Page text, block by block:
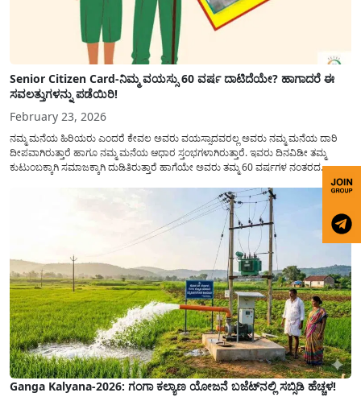
Senior Citizen Card-ನಿಮ್ಮ ವಯಸ್ಸು 60 ವರ್ಷ ದಾಟಿದೆಯೇ? ಹಾಗಾದರೆ ಈ
ಸವಲತ್ತುಗಳನ್ನು ಪಡೆಯಿರಿ!
February 23, 2026
ನಮ್ಮ ಮನೆಯ ಹಿರಿಯರು ಎಂದರೆ ಕೇವಲ ಅವರು ವಯಸ್ಸಾದವರಲ್ಲ ಅವರು ನಮ್ಮ ಮನೆಯ ದಾರಿ
ದೀಪವಾಗಿರುತ್ತಾರೆ ಹಾಗೂ ನಮ್ಮ ಮನೆಯ ಆಧಾರ ಸ್ತಂಭಗಳಾಗಿರುತ್ತಾರೆ. ಇವರು ದಿನವಿಡೀ ತಮ್ಮ
ಕುಟುಂಬಕ್ಕಾಗಿ ಸಮಾಜಕ್ಕಾಗಿ ದುಡಿತಿರುತ್ತಾರೆ ಹಾಗೆಯೇ ಅವರು ತಮ್ಮ 60 ವರ್ಷಗಳ ನಂತರದ
ಜೀವನವನ್ನು ನೆಮ್ಮದಿಯಿಂದ ಕಳೆಯಬೇಕೆಂಬುದು ಪ್ರತಿಯೊಬ್ಬರ ಕನಸಾಗಿರುತ್ತದೆ ಆದ್ದರಿಂದ ಸರ್ಕಾರವು
Ganga Kalyana-2026: ಗಂಗಾ ಕಲ್ಯಾಣ ಯೋಜನೆ ಬಜೆಟ್‌ನಲ್ಲಿ ಸಬ್ಸಿಡಿ ಹೆಚ್ಚಳ!